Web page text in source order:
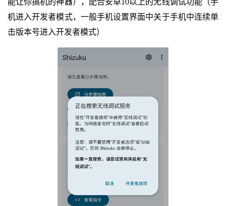
能让你搞机的神器），配合安卓10以上的无线调试功能（手
机进入开发者模式，一般手机设置界面中关于手机中连续单
击版本号进入开发者模式）